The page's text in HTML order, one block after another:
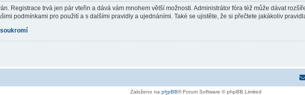
Registrace trvá jen pár vteřin a dává vám mnohem větší možnosti. Administrátor fóra též může dávat
podmínkami pro použití a s dalšími pravidly a ujednáními. Také se ujistěte, že si přečtete jakákoliv
Založeno na phpBB® Forum Software © phpBB Limited